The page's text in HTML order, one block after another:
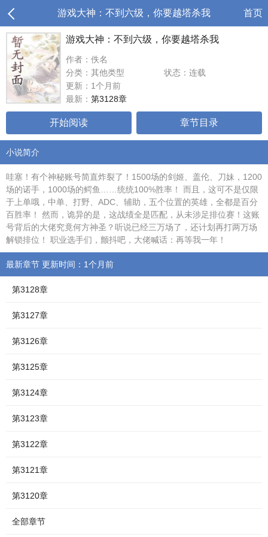
游戏大神：不到六级，你要越塔杀我 首页
游戏大神：不到六级，你要越塔杀我
作者：佚名
分类：其他类型
状态：连载
更新：1个月前
最新： 第3128章
开始阅读 章节目录
小说简介
哇塞！有个神秘账号简直炸裂了！1500场的剑姬、盖伦、刀妹，1200
场的诺手，1000场的鳄鱼……统统100%胜率！ 而且，这可不是仅限
于上单哦，中单、打野、ADC、辅助，五个位置的英雄，全都是百分
百胜率！ 然而，诡异的是，这战绩全是匹配，从未涉足排位赛！这账
号背后的大佬究竟何方神圣？听说已经三万场了，还计划再打两万场
解锁排位！ 职业选手们，颤抖吧，大佬喊话：再等我一年！
最新章节 更新时间：1个月前
第3128章
第3127章
第3126章
第3125章
第3124章
第3123章
第3122章
第3121章
第3120章
全部章节